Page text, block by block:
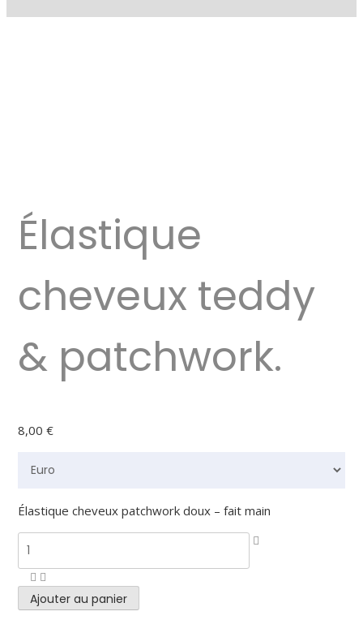
Élastique
cheveux teddy
& patchwork.
8,00 €
Élastique cheveux patchwork doux – fait main
Ajouter au panier